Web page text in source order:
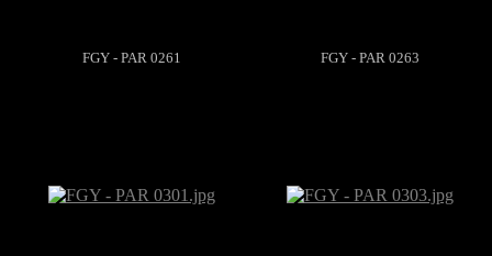
FGY - PAR 0261 FGY - PAR 0263